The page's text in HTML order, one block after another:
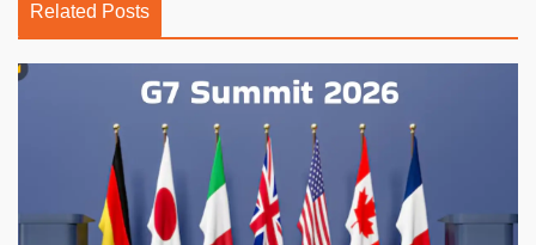
Related Posts